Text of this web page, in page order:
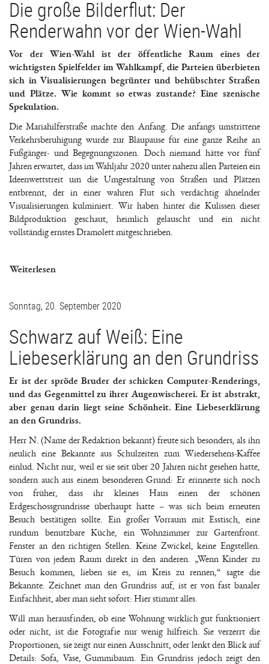
Die große Bilderflut: Der
Renderwahn vor der Wien-Wahl
Vor der Wien-Wahl ist der öffentliche Raum eines der
wichtigsten Spielfelder im Wahlkampf, die Parteien überbieten
sich in Visualisierungen begrünter und behübschter Straßen
und Plätze. Wie kommt so etwas zustande? Eine szenische
Spekulation.
Die Mariahilferstraße machte den Anfang. Die anfangs umstrittene
Verkehrsberuhigung wurde zur Blaupause für eine ganze Reihe an
Fußgänger- und Begegnungszonen. Doch niemand hätte vor fünf
Jahren erwartet, dass im Wahljahr 2020 unter nahezu allen Parteien ein
Ideenwettstreit um die Umgestaltung von Straßen und Plätzen
entbrennt, der in einer wahren Flut sich verdächtig ähnelnder
Visualisierungen kulminiert. Wir haben hinter die Kulissen dieser
Bildproduktion geschaut, heimlich gelauscht und ein nicht
vollständig ernstes Dramolett mitgeschrieben.
Weiterlesen
Sonntag, 20. September 2020
Schwarz auf Weiß: Eine
Liebeserklärung an den Grundriss
Er ist der spröde Bruder der schicken Computer-Renderings,
und das Gegenmittel zu ihrer Augenwischerei. Er ist abstrakt,
aber genau darin liegt seine Schönheit. Eine Liebeserklärung
an den Grundriss.
Herr N. (Name der Redaktion bekannt) freute sich besonders, als ihn
neulich eine Bekannte aus Schulzeiten zum Wiedersehens-Kaffee
einlud. Nicht nur, weil er sie seit über 20 Jahren nicht gesehen hatte,
sondern auch aus einem besonderen Grund: Er erinnerte sich noch
von früher, dass ihr kleines Haus einen der schönen
Erdgeschossgrundrisse überhaupt hatte – was sich beim erneuten
Besuch bestätigen sollte. Ein großer Vorraum mit Esstisch, eine
rundum benutzbare Küche, ein Wohnzimmer zur Gartenfront.
Fenster an den richtigen Stellen. Keine Zwickel, keine Engstellen.
Türen von jedem Raum direkt in den anderen. „Wenn Kinder zu
Besuch kommen, lieben sie es, im Kreis zu rennen,“ sagte die
Bekannte. Zeichnet man den Grundriss auf, ist er von fast banaler
Einfachheit, aber man sieht sofort: Hier stimmt alles.
Will man herausfinden, ob eine Wohnung wirklich gut funktioniert
oder nicht, ist die Fotografie nur wenig hilfreich. Sie verzerrt die
Proportionen, sie zeigt nur einen Ausschnitt, oder lenkt den Blick auf
Details: Sofa, Vase, Gummibaum. Ein Grundriss jedoch zeigt den